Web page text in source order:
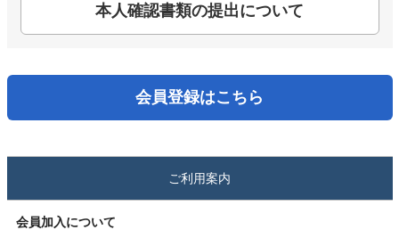
本人確認書類の提出について
会員登録はこちら
ご利用案内
会員加入について